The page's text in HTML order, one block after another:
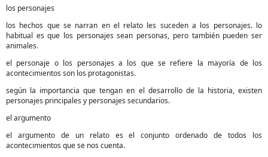
los personajes
los hechos que se narran en el relato les suceden a los personajes. lo
habitual es que los personajes sean personas, pero también pueden ser
animales.
el personaje o los personajes a los que se refiere la mayoría de los
acontecimientos son los protagonistas.
según la importancia que tengan en el desarrollo de la historia, existen
personajes principales y personajes secundarios.
el argumento
el argumento de un relato es el conjunto ordenado de todos los
acontecimientos que se nos cuenta.